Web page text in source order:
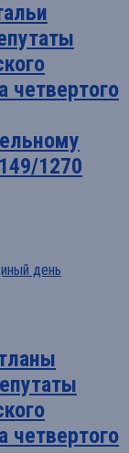
четвертого
1270
день
четвертого